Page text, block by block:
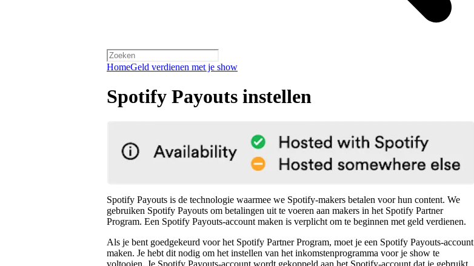
HomeGeld verdienen met je show
Spotify Payouts instellen
Spotify Payouts is de technologie waarmee we Spotify-makers betalen voor hun content. We
gebruiken Spotify Payouts om betalingen uit te voeren aan makers in het Spotify Partner
Program. Een Spotify Payouts-account maken is verplicht om te beginnen met geld verdienen.
Als je bent goedgekeurd voor het Spotify Partner Program, moet je een Spotify Payouts-account
maken. Je hebt dit nodig om het instellen van het inkomstenprogramma voor je show te